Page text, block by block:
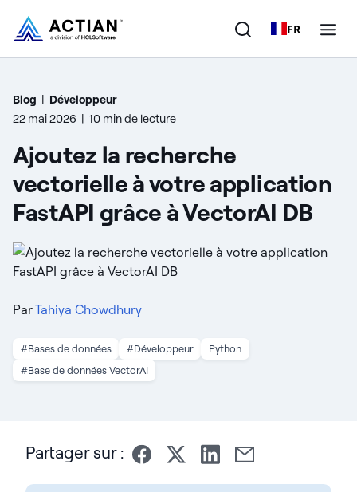
FR
Produits
Clients
Entreprise
Ressources
Blog | Développeur
22 mai 2026 | 10 min de lecture
Ajoutez la recherche
vectorielle à votre application
FastAPI grâce à VectorAI DB
ParTahiya Chowdhury
#Bases de données #Développeur
Python
#Base de données VectorAI
Partager sur :